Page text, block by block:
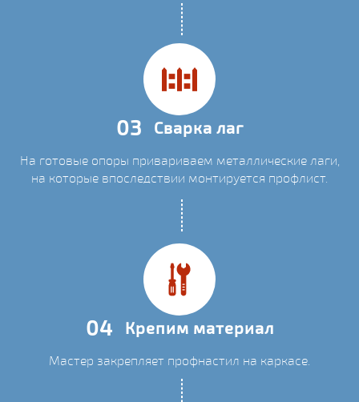
03 Сварка лаг
На готовые опоры привариваем металлические лаги,
на которые впоследствии монтируется профлист.
04 Крепим материал
Мастер закрепляет профнастил на каркасе.